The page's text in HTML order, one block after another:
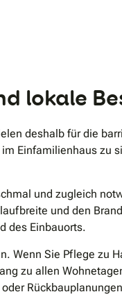
lokale
deshalb für die
Einfamilienhaus zu
und zugleich
und den
des Einbauorts.
Wenn Sie Pflege zu
zu allen